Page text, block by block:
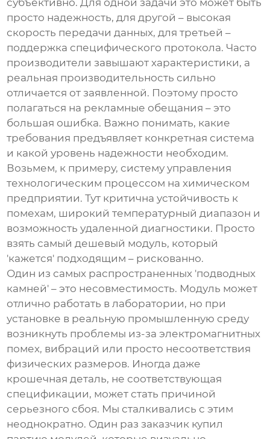
просто надежность, для другой – высокая
скорость передачи данных, для третьей –
поддержка специфического протокола. Часто
производители завышают характеристики, а
реальная производительность сильно
отличается от заявленной. Поэтому просто
полагаться на рекламные обещания – это
большая ошибка. Важно понимать, какие
требования предъявляет конкретная система
и какой уровень надежности необходим.
Возьмем, к примеру, систему управления
технологическим процессом на химическом
предприятии. Тут критична устойчивость к
помехам, широкий температурный диапазон и
возможность удаленной диагностики. Просто
взять самый дешевый модуль, который
'кажется' подходящим – рискованно.
Один из самых распространенных 'подводных
камней' – это несовместимость. Модуль может
отлично работать в лаборатории, но при
установке в реальную промышленную среду
возникнуть проблемы из-за электромагнитных
помех, вибраций или просто несоответствия
физических размеров. Иногда даже
крошечная деталь, не соответствующая
спецификации, может стать причиной
серьезного сбоя. Мы сталкивались с этим
неоднократно. Один раз заказчик купил